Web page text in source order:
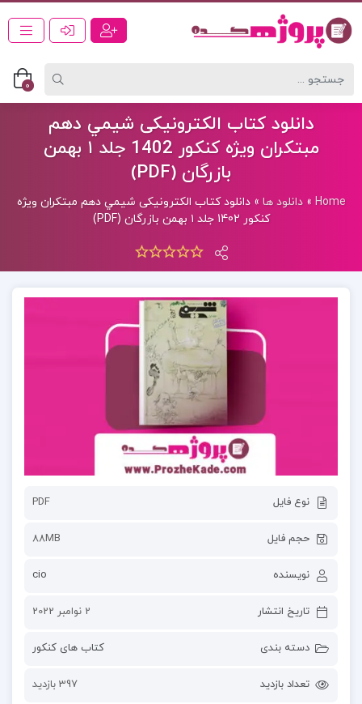
0
دانلود كتاب الکترونیکی شيمي دهم
مبتكران ويژه كنكور 1402 جلد ١ بهمن
بازرگان (PDF)
Home
»دانلود ها »دانلود كتاب الکترونیکی شيمي دهم مبتكران ويژه
كنكور 1402 جلد ١ بهمن بازرگان (PDF)
نوع فایل PDF
حجم فایل 88MB
نویسنده cio
تاریخ انتشار 2 نوامبر 2022
دسته بندی کتاب های کنکور
تعداد بازدید 397 بازدید